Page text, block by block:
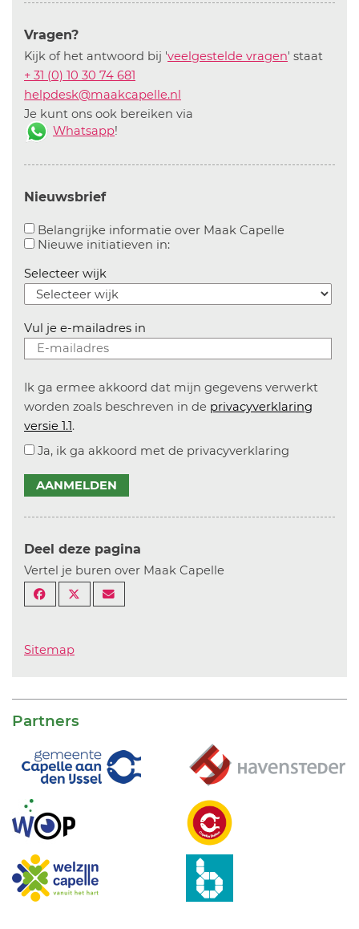
Vragen?
Kijk of het antwoord bij 'veelgestelde vragen' staat
+ 31 (0) 10 30 74 681
helpdesk@maakcapelle.nl
Je kunt ons ook bereiken via
Whatsapp!
Nieuwsbrief
Belangrijke informatie over Maak CapelleAanvinken
Nieuwe initiatieven in:Aanvinken om informatie over
Selecteer wijk
Vul je e-mailadres in
Ik ga ermee akkoord dat mijn gegevens verwerkt
worden zoals beschreven in de privacyverklaring
versie 1.1.
Ja, ik ga akkoord met de privacyverklaring
AANMELDEN
Deel deze pagina
Vertel je buren over Maak Capelle
Sitemap
Partners